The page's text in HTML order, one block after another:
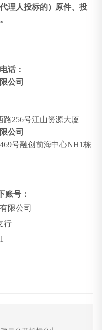
理人投标的）原件、投
话：
公司
路256号江山资源大厦
公司
469号融创前海中心NH1栋
账号：
限公司
行